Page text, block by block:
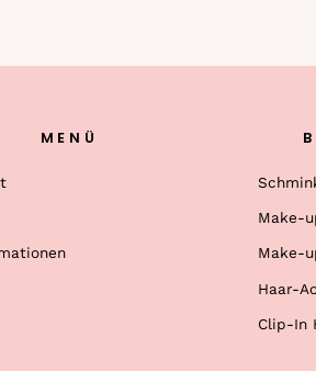
MENÜ
Make-
Make-
Haar-
Clip-In